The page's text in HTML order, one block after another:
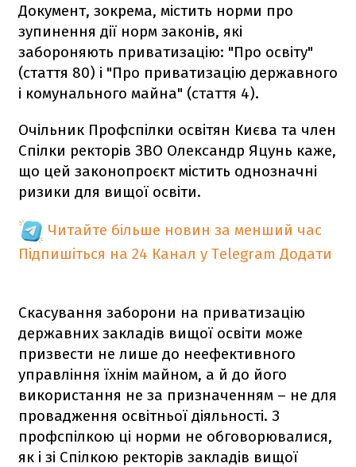
Документ, зокрема, містить норми про
зупинення дії норм законів, які
забороняють приватизацію: "Про освіту"
(стаття 80) і "Про приватизацію державного
і комунального майна" (стаття 4).
Очільник Профспілки освітян Києва та член
Спілки ректорів ЗВО Олександр Яцунь каже,
що цей законопроєкт містить однозначні
ризики для вищої освіти.
Читайте більше новин за менший час
Підпишіться на 24 Канал у Telegram Додати
Скасування заборони на приватизацію
державних закладів вищої освіти може
призвести не лише до неефективного
управління їхнім майном, а й до його
використання не за призначенням – не для
провадження освітньої діяльності. З
профспілкою ці норми не обговорювалися,
як і зі Спілкою ректорів закладів вищої